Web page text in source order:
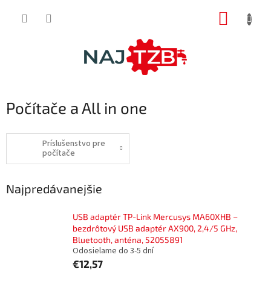
Počítače a All in one
Príslušenstvo pre
počítače
Najpredávanejšie
USB adaptér TP-Link Mercusys MA60XHB –
bezdrôtový USB adaptér AX900, 2,4/5 GHz,
Bluetooth, anténa, 52055891
Odosielame do 3-5 dní
€12,57